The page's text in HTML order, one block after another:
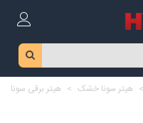
> هیتر سونا خشک > هیتر برقی سونا